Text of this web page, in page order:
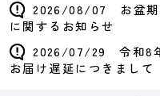
2026/08/07 お盆期
に関するお知らせ
2026/07/29 令和8
お届け遅延につきまして